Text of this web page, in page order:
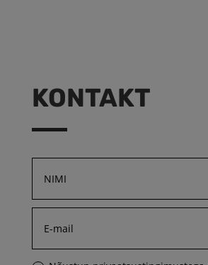
KONTAKT